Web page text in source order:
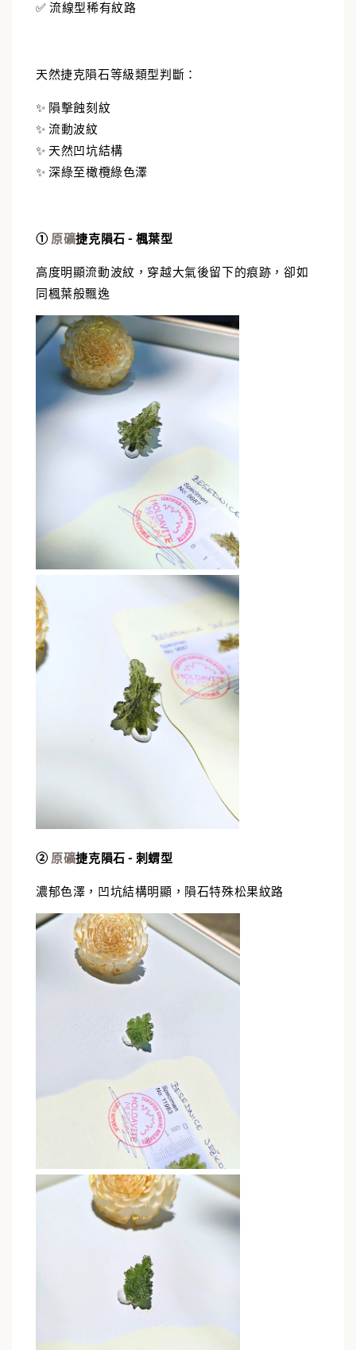
✅ 流線型稀有紋路
天然捷克隕石等級類型判斷：
✨ 隕擊蝕刻紋
✨ 流動波紋
✨ 天然凹坑結構
✨ 深綠至橄欖綠色澤
① 原礦捷克隕石 - 楓葉型
高度明顯流動波紋，穿越大氣後留下的痕跡，卻如
同楓葉般飄逸
② 原礦捷克隕石 - 刺蝟型
濃郁色澤，凹坑結構明顯，隕石特殊松果紋路